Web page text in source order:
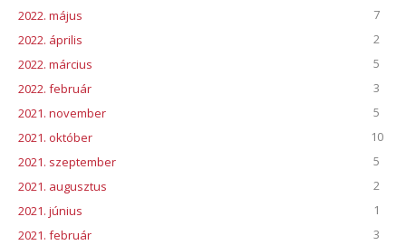
2022. május
7
2022. április
2
2022. március
5
2022. február
3
2021. november
5
2021. október
10
2021. szeptember
5
2021. augusztus
2
2021. június
1
2021. február
3